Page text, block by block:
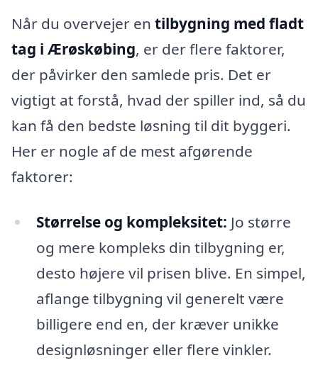
Når du overvejer en tilbygning med fladt
tag i Ærøskøbing, er der flere faktorer,
der påvirker den samlede pris. Det er
vigtigt at forstå, hvad der spiller ind, så du
kan få den bedste løsning til dit byggeri.
Her er nogle af de mest afgørende
faktorer:
Størrelse og kompleksitet: Jo større
og mere kompleks din tilbygning er,
desto højere vil prisen blive. En simpel,
aflange tilbygning vil generelt være
billigere end en, der kræver unikke
designløsninger eller flere vinkler.